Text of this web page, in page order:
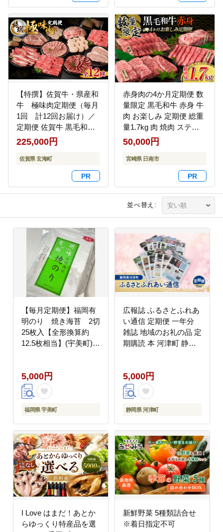
【特撰】佐賀牛・県産和
牛 極味肉定期便（毎月
1回 計12回お届け）／
定期便 佐賀牛 黒毛和牛
国産 佐賀県産和牛 ロー
ス 薄切り ハンバーグ 肩
ロース 切り落とし モモ
スライス カルビ ステー
キ ローストビーフ しゃ
ぶしゃぶ すき焼き 焼肉
225,000円
佐賀県 玄海町
赤身肉の4か月定期便 数
量限定 黒毛和牛 赤身 牛
肉 お楽しみ 定期便 総重
量1.7kg 肉 焼肉 ステー
キ すき焼き しゃぶしゃ
ぶ スライス ブロック 牛
丼 赤身もも 国産 食品 お
かず 高級 BBQ おすすめ
食べ比べ ミヤチク 宮崎
県 日南市 送料無料
_H51-25
50,000円
宮崎県 日南市
並べ替え:
【毎月定期便】福岡有
明のり 焼き海苔 2切
25枚入【全形換算約
12.5枚相当】(宇美町)全
5,000円
福岡県 宇美町
広報誌 ふるさとふれあ
い通信 定期便 一年分
雑誌 地域のお礼の品 定
期購読 本 河津町 静岡
5,000円
静岡県 河津町
I Love はまだ！あとか
らゆっくり特産品を選
新鮮野菜 5種類詰合せ
※着日指定不可